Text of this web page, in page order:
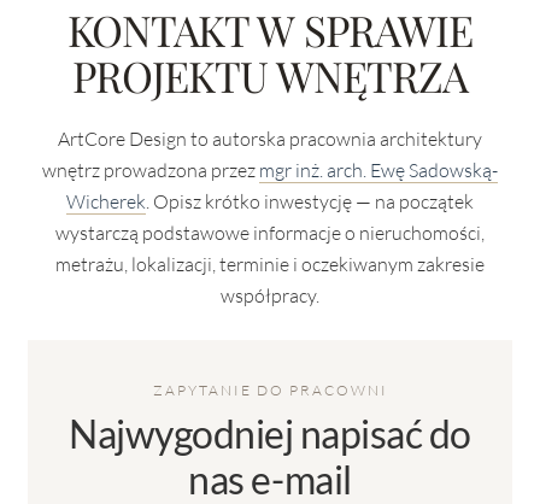
KONTAKT W SPRAWIE
PROJEKTU WNĘTRZA
ArtCore Design to autorska pracownia architektury
wnętrz prowadzona przez mgr inż. arch. Ewę Sadowską-
Wicherek. Opisz krótko inwestycję — na początek
wystarczą podstawowe informacje o nieruchomości,
metrażu, lokalizacji, terminie i oczekiwanym zakresie
współpracy.
ZAPYTANIE DO PRACOWNI
Najwygodniej napisać do
nas e-mail